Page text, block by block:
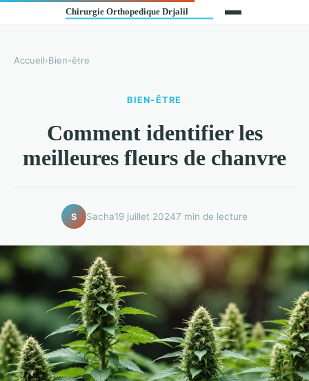
Accueil›Bien-être
BIEN-ÊTRE
Comment identifier les
meilleures fleurs de chanvre
S Sacha19 juillet 20247 min de lecture